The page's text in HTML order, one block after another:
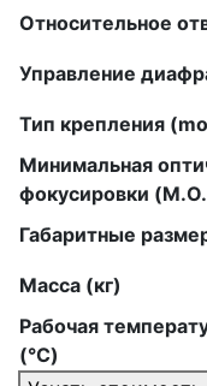
Относительное
Управление
Тип крепления
Минимальная
фокусировки
Габаритные
Масса (кг)
Рабочая
(°C)